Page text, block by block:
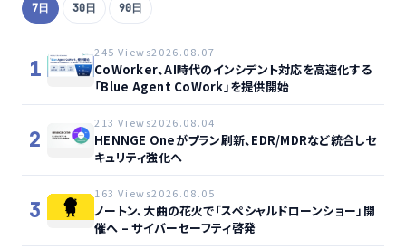
7日 30日 90日
1
245 Views2026.08.07
CoWorker、AI時代のインシデント対応を高速化する
「Blue Agent CoWork」を提供開始
2
213 Views2026.08.04
HENNGE Oneがプラン刷新、EDR/MDRなど統合しセ
キュリティ強化へ
3
163 Views2026.08.05
ノートン、大曲の花火で「スペシャルドローンショー」開
催へ – サイバーセーフティ啓発